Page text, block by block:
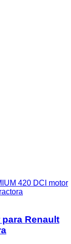
420 DCI motor
para Renault